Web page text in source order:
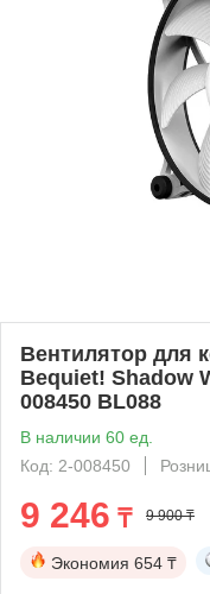
Вентилятор для
Bequiet! Shadow
008450 BL088
В наличии 60 ед.
Код: 2-008450
9 246 ₸ 9 900 ₸
Экономия 654 ₸